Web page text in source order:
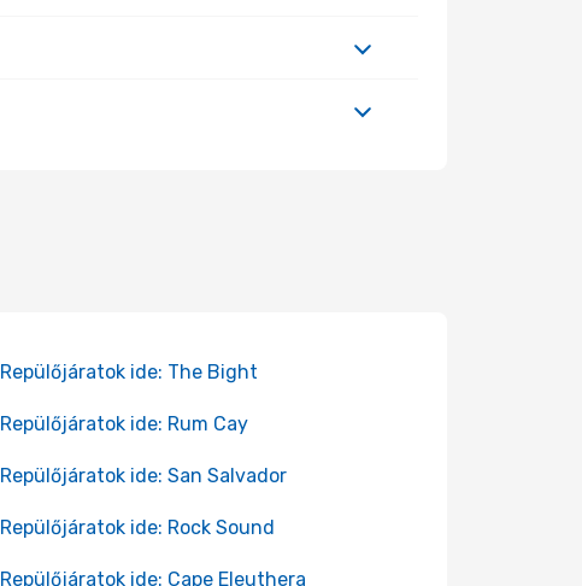
Repülőjáratok ide: The Bight
Repülőjáratok ide: Rum Cay
Repülőjáratok ide: San Salvador
Repülőjáratok ide: Rock Sound
Repülőjáratok ide: Cape Eleuthera